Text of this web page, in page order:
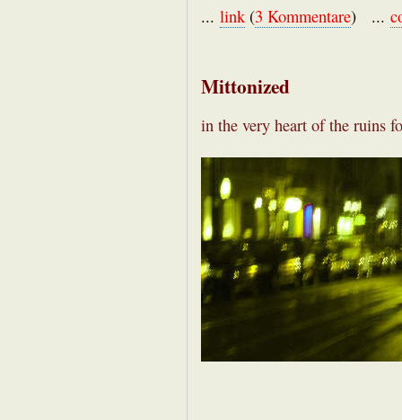
... link(3 Kommentare) ...
Mittonized
in the very heart of the ruins